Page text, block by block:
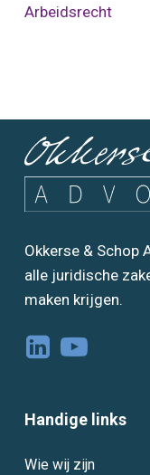
Arbeidsrecht
Okkerse & Schop
alle juridische
maken krijgen.
Handige links
Wie wij zijn